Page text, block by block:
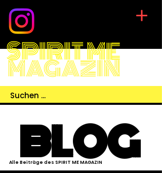
SPIRIT ME
MAGAZIN
BLOG
Alle Beiträge des SPIRIT ME MAGAZIN